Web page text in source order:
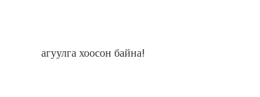
агуулга хоосон байна!